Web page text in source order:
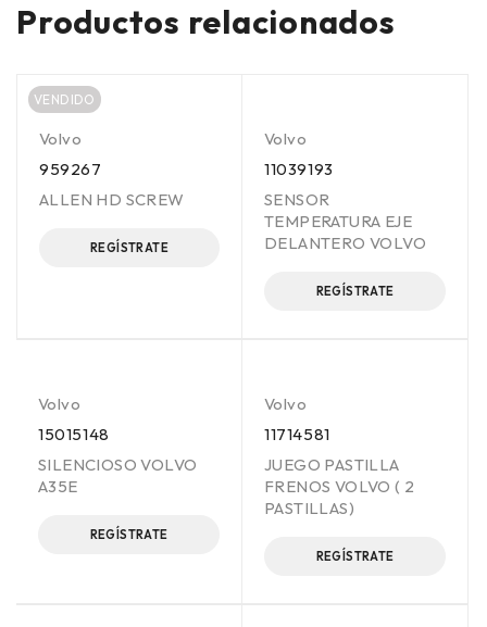
Productos relacionados
VENDIDO
Volvo
959267
ALLEN HD SCREW
REGÍSTRATE
Volvo
11039193
SENSOR
TEMPERATURA EJE
DELANTERO VOLVO
REGÍSTRATE
Volvo
15015148
SILENCIOSO VOLVO
A35E
REGÍSTRATE
Volvo
11714581
JUEGO PASTILLA
FRENOS VOLVO ( 2
PASTILLAS)
REGÍSTRATE